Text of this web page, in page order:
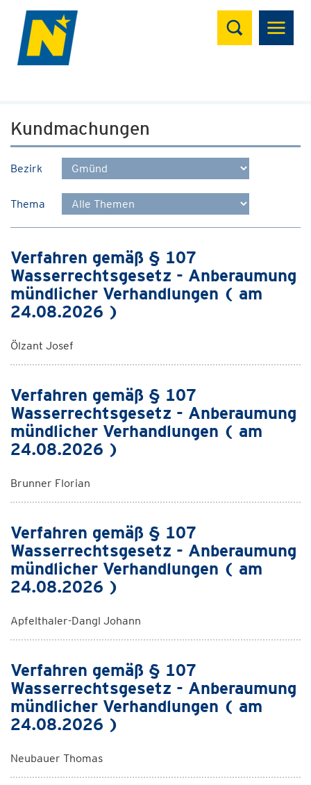
Suchen
Kundmachungen
Bezirk
Thema
Verfahren gemäß § 107
Wasserrechtsgesetz - Anberaumung
mündlicher Verhandlungen ( am
24.08.2026 )
Ölzant Josef
Verfahren gemäß § 107
Wasserrechtsgesetz - Anberaumung
mündlicher Verhandlungen ( am
24.08.2026 )
Brunner Florian
Verfahren gemäß § 107
Wasserrechtsgesetz - Anberaumung
mündlicher Verhandlungen ( am
24.08.2026 )
Apfelthaler-Dangl Johann
Verfahren gemäß § 107
Wasserrechtsgesetz - Anberaumung
mündlicher Verhandlungen ( am
24.08.2026 )
Neubauer Thomas